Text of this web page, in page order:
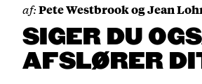
af:Pete Westbrook og Jean
SIGER DU
AFSLØRER